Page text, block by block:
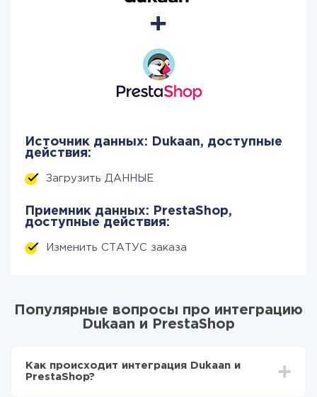
Источник данных: Dukaan, доступные
действия:
Загрузить ДАННЫЕ
Приемник данных: PrestaShop,
доступные действия:
Изменить СТАТУС заказа
Популярные вопросы про интеграцию
Dukaan и PrestaShop
Как происходит интеграция Dukaan и
PrestaShop?